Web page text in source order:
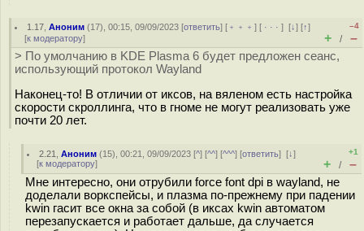
1.17 ,Аноним (17), 00:15, 09/09/2023 [ответить] [ ﹢﹢﹢] [ · · ·][↓] [↑]
[к модератору]
–4
+ / –
> По умолчанию в KDE Plasma 6 будет предложен сеанс,
использующий протокол Wayland
Наконец-то! В отличии от иксов, на вяленом есть настройка
скорости скроллинга, что в гноме не могут реализовать уже
почти 20 лет.
2.21 ,Аноним (15), 00:21, 09/09/2023 [^] [^^] [^^^] [ответить][↓]
[к модератору]
+1
+ / –
Мне интересно, они отрубили force font dpi в wayland, не
доделали воркспейсы, и плазма по-прежнему при падении
kwin гасит все окна за собой (в иксах kwin автоматом
перезапускается и работает дальше, да случается